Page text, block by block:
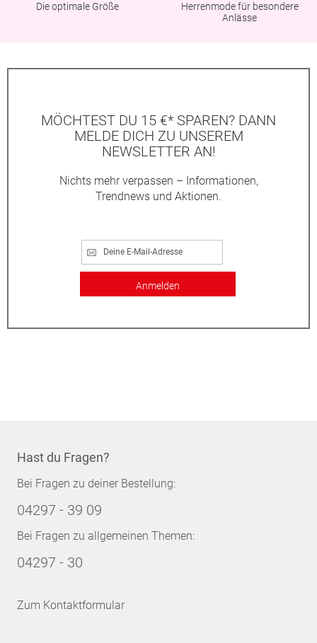
Die optimale Größe
Herrenmode für besondere
Anlässe
MÖCHTEST DU 15 €* SPAREN? DANN
MELDE DICH ZU UNSEREM
NEWSLETTER AN!
Nichts mehr verpassen – Informationen,
Trendnews und Aktionen.
Anmelden
Hast du Fragen?
Bei Fragen zu deiner Bestellung:
04297 - 39 09
Bei Fragen zu allgemeinen Themen:
04297 - 30
Zum Kontaktformular